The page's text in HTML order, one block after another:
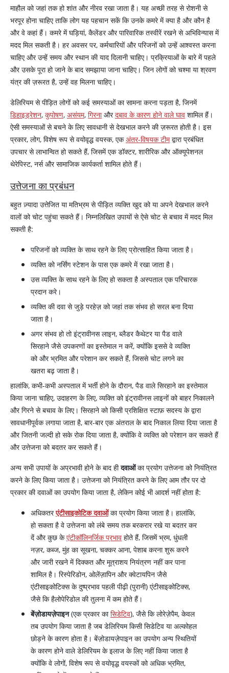
माहौल को जहां तक हो शांत और नीरव रखा जाता है। यह अच्छी तरह से रोशनी से
भरपूर होना चाहिए ताकि लोग यह पहचान सकें कि उनके कमरे में क्या है और कौन है
और वे कहां हैं। कमरे में घड़ियां, कैलेंडर और पारिवारिक तस्वीरें रखने से अभिविन्यास में
मदद मिल सकती है। हर अवसर पर, कर्मचारियों और परिजनों को उन्हें आश्वस्त करना
चाहिए और उन्हें समय और स्थान की याद दिलानी चाहिए। प्रक्रियाओं के बारे में पहले
और उसके पूरा हो जाने के बाद समझाया जाना चाहिए। जिन लोगों को चश्मा या श्रवण
यंत्र की ज़रूरत है, उन्हें वह मिलना चाहिए।
डेलिरियम से पीड़ित लोगों को कई समस्याओं का सामना करना पड़ता है, जिनमें
डिहाइड्रेशन, कुपोषण, असंयम, गिरनाऔरदबाव के कारण होने वाले घाव शामिल हैं।
ऐसी समस्याओं से बचने के लिए सावधानी से देखभाल करने की ज़रूरत होती है। इस
प्रकार, लोग, विशेष रूप से वयोवृद्ध वयस्क, एकअंतर-विषयक टीमद्वारा प्रबंधित
उपचार से लाभान्वित हो सकते हैं, जिसमें एक डॉक्टर, शारीरिक और ऑक्यूपेशनल
थेरेपिस्ट, नर्स और सामाजिक कार्यकर्ता शामिल होते हैं।
उत्तेजना का प्रबंधन
बहुत ज़्यादा उत्तेजित या मतिभ्रम से पीड़ित व्यक्ति खुद को या अपने देखभाल करने
वालों को चोट पहुंचा सकते हैं। निम्नलिखित उपायों से ऐसे चोट से बचाव में मदद मिल
सकती है:
परिजनों को व्यक्ति के साथ रहने के लिए प्रोत्साहित किया जाता है।
व्यक्ति को नर्सिंग स्टेशन के पास एक कमरे में रखा जाता है।
उस व्यक्ति के साथ रहने के लिए हो सकता है अस्पताल एक परिचारक
प्रदान करे।
व्यक्ति की दवा से जुड़े परहेज़ को जहां तक संभव हो सरल बना दिया
जाता है।
अगर संभव हो तो इंट्रावीनस लाइन, ब्लैडर कैथेटर या पैड वाले
सिरहाने जैसे उपकरणों का इस्तेमाल न करें, क्योंकि इससे वे व्यक्ति
को और भ्रमित और परेशान कर सकते हैं, जिससे चोट लगने का
खतरा बढ़ जाता है।
हालांकि, कभी-कभी अस्पताल में भर्ती होने के दौरान, पैड वाले सिरहाने का इस्तेमाल
किया जाना चाहिए, उदाहरण के लिए, व्यक्ति को इंट्रावीनस लाइनों को बाहर निकालने
और गिरने से बचाव के लिए। सिरहाने को किसी प्रशिक्षित स्टाफ़ सदस्य के द्वारा
सावधानीपूर्वक लगाया जाता है, बार-बार एक अंतराल के बाद निकाल लिया दिया जाता है
और जितनी जल्दी हो सके रोक दिया जाता है, क्योंकि वे व्यक्ति को परेशान कर सकते हैं
और उत्तेजना को बदतर कर सकते हैं।
अन्य सभी उपायों के अप्रभावी होने के बाद हीदवाओंका प्रयोग उत्तेजना को नियंत्रित
करने के लिए किया जाता है। उत्तेजना को नियंत्रित करने के लिए आम तौर पर दो
प्रकार की दवाओं का उपयोग किया जाता है, लेकिन कोई भी आदर्श नहीं होता है:
अधिकतरएंटीसाइकोटिक दवाओंका प्रयोग किया जाता है। हालांकि,
हो सकता है वे उत्तेजना को लंबे समय तक बरकरार रखे या बदतर कर
दें और कुछ केएंटीकॉलिनर्जिक प्रभाव होते हैं, जिसमें भ्रम, धुंधली
नज़र, कब्ज, मुंह का सूखना, चक्कर आना, पेशाब करना शुरू करने
और जारी रखने में दिक्कत और मूत्राशय नियंत्रण नहीं कर पाना
शामिल है। रिस्पेरिडोन, ओलेंज़ापिन और क्वेटायपिन जैसे
एंटीसाइकोटिक्स के दुष्प्रभाव पहली पीढ़ी (पुरानी) एंटीसाइकोटिक्स,
जैसे कि हैलोपेरिडोल की तुलना में कम होते हैं।
बेंज़ोडायज़ेपाइन(एक प्रकार कासिडेटिव), जैसे कि लोरेज़ेपैम, केवल
तब उपयोग किया जाता है जब डेलिरियम किसी सिडेटिव या अल्कोहल
छोड़ने के कारण होता है। बेंज़ोडायज़ेपाइन का उपयोग अन्य स्थितियों
के कारण होने वाले डेलिरियम के इलाज के लिए नहीं किया जाता है
क्योंकि वे लोगों, विशेष रूप से वयोवृद्ध वयस्कों को अधिक भ्रमित,